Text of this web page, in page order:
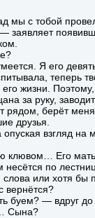
мы с тобой
заявляет
Я его
теперь
его жизни.
за руку,
рядом, берёт
друзья.
взгляд на
клювом… Его мать
несётся по
слова или хотя бы
вернётся?
буем? — вдруг до
Сына?